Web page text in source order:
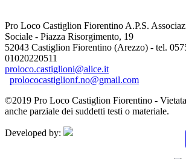
Pro Loco Castiglion Fiorentino A.P.S.
Sociale - Piazza Risorgimento, 19
52043 Castiglion Fiorentino (Arezzo) - tel.
01020220511
proloco.castiglioni@alice.it
prolococastiglionf.no@gmail.com
©2019 Pro Loco Castiglion Fiorentino -
anche parziale dei suddetti testi o materiale.
Developed by: